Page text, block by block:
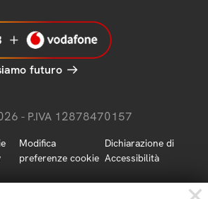
futuro
- P.IVA 12878470157
Modifica
preferenze cookie
Dichiarazione di
Accessibilità